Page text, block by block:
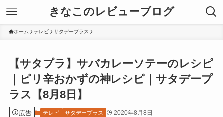
きなこのレビューブログ
ホーム テレビ サタデープラス
【サタプラ】サバカレーソテーのレシピ
｜ピリ辛おかずの神レシピ｜サタデープ
ラス【8月8日】
広告 テレビ サタデープラス 2020年8月8日